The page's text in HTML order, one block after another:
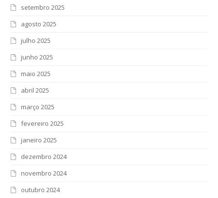
setembro 2025
agosto 2025
julho 2025
junho 2025
maio 2025
abril 2025
março 2025
fevereiro 2025
janeiro 2025
dezembro 2024
novembro 2024
outubro 2024